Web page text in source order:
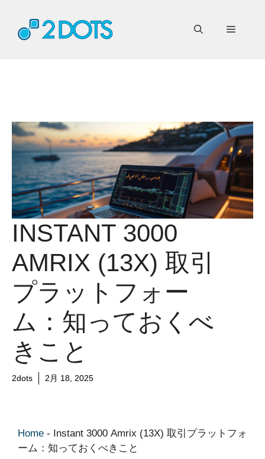
メ
ー
INSTANT 3000
AMRIX (13X) 取引
プラットフォー
ム：知っておくべ
きこと
2dots 2月 18, 2025
Home - Instant 3000 Amrix (13X) 取引プラットフォ
ーム：知っておくべきこと